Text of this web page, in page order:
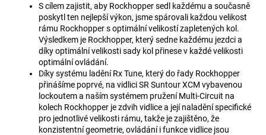
S cílem zajistit, aby Rockhopper sedl každému a současně
poskytl ten nejlepší výkon, jsme spárovali každou velikost
rámu Rockhopper s optimální velikostí zapletených kol.
Výsledkem je Rockhopper, který sedne každému jezdci a
díky optimální velikosti sady kol přinese v každé velikosti
optimální ovládání.
Díky systému ladění Rx Tune, který do řady Rockhopper
přinášíme poprvé, na vidlici SR Suntour XCM vybavenou
lockoutem a naším systémem pružení Multi-Circuit na
kolech Rockhopper je zdvih vidlice a její naladění specifické
pro jednotlivé velikosti rámu, takže je zajištěno, že
konzistentní geometrie, ovládání i funkce vidlice jsou